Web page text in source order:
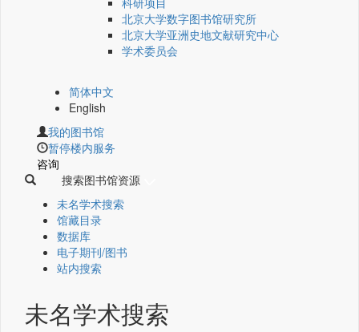
北京大学数字图书馆研究所
北京大学亚洲史地文献研究中心
学术委员会
简体中文
English
我的图书馆
暂停楼内服务
咨询
搜索图书馆资源
未名学术搜索
馆藏目录
数据库
电子期刊/图书
站内搜索
未名学术搜索